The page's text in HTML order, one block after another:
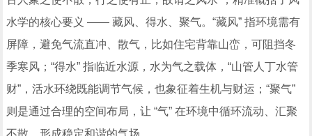
水学的核心要义 —— 藏风、得水、聚气。“藏风” 指环境需有
屏障，避免气流直冲、散气，比如住宅背靠山峦，可阻挡冬
季寒风；“得水” 指临近水源，水为气之载体，“山管人丁水管
财”，活水环绕既能调节气候，也象征着生机与财运；“聚气”
则是通过合理的空间布局，让 “气” 在环境中循环流动、汇聚
不散，形成稳定和谐的气场。